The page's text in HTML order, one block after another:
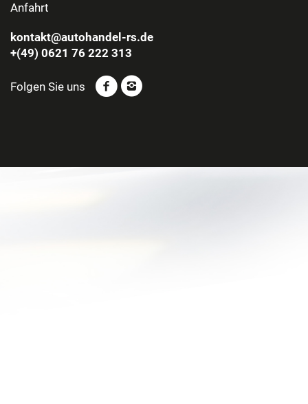
Anfahrt
kontakt@autohandel-rs.de
+(49) 0621 76 222 313
Folgen Sie uns